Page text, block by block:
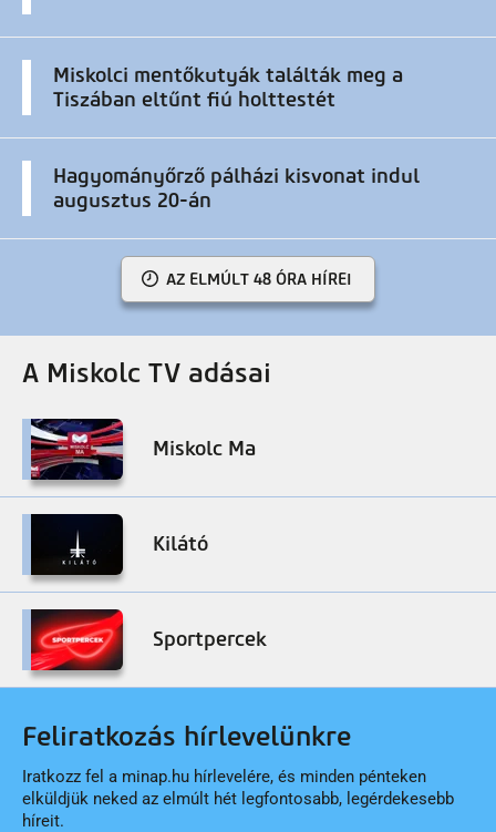
Miskolci mentőkutyák találták meg a
Tiszában eltűnt fiú holttestét
Hagyományőrző pálházi kisvonat indul
augusztus 20-án
AZ ELMÚLT 48 ÓRA HÍREI
A Miskolc TV adásai
Miskolc Ma
Kilátó
Sportpercek
Feliratkozás hírlevelünkre
Iratkozz fel a minap.hu hírlevelére, és minden pénteken
elküldjük neked az elmúlt hét legfontosabb, legérdekesebb
híreit.